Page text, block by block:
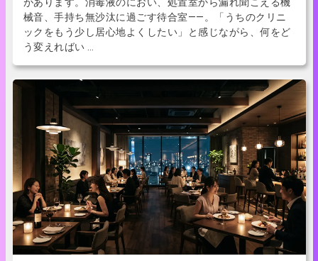
があります。消毒液のにおい、処置室から漏れ聞こえる機
械音、手持ち無沙汰に過ごす待合室——。「うちのクリニ
ックをもう少し居心地よくしたい」と感じながら、何をど
う変えればい …